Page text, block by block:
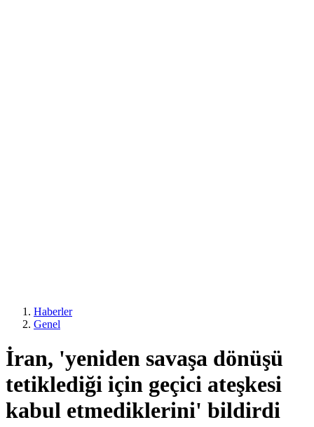
Haberler
Genel
İran, 'yeniden savaşa dönüşü
tetiklediği için geçici ateşkesi
kabul etmediklerini' bildirdi